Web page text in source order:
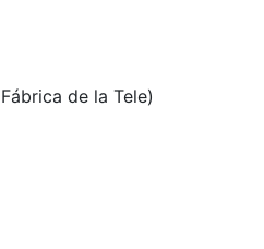
de la Tele)